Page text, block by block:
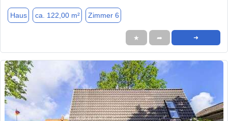
Haus ca. 122,00 m² Zimmer 6
★ ➦ ➜